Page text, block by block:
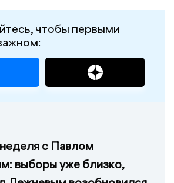
чтобы первыми
с Павлом
выборы уже близко,